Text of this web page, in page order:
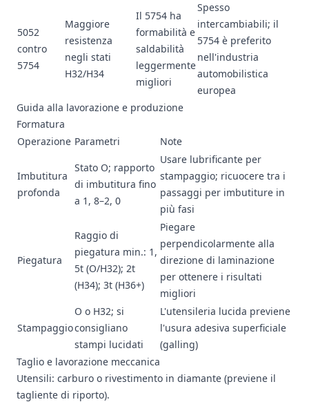
5052
contro
5754
Maggiore
resistenza
negli stati
H32/H34
Il 5754 ha
formabilità e
saldabilità
leggermente
migliori
Spesso
intercambiabili; il
5754 è preferito
nell'industria
automobilistica
europea
Guida alla lavorazione e produzione
Formatura
Operazione Parametri Note
Imbutitura
profonda
Stato O; rapporto
di imbutitura fino
a 1, 8–2, 0
Usare lubrificante per
stampaggio; ricuocere tra i
passaggi per imbutiture in
più fasi
Piegatura
Raggio di
piegatura min.: 1,
5t (O/H32); 2t
(H34); 3t (H36+)
Piegare
perpendicolarmente alla
direzione di laminazione
per ottenere i risultati
migliori
Stampaggio
O o H32; si
consigliano
stampi lucidati
L'utensileria lucida previene
l'usura adesiva superficiale
(galling)
Taglio e lavorazione meccanica
Utensili: carburo o rivestimento in diamante (previene il
tagliente di riporto).